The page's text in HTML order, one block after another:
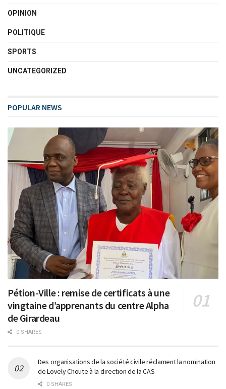
OPINION
POLITIQUE
SPORTS
UNCATEGORIZED
POPULAR NEWS
Pétion-Ville : remise de certificats à une
vingtaine d’apprenants du centre Alpha
de Girardeau
0 SHARES
Des organisations de la société civile réclament la nomination
de Lovely Choute à la direction de la CAS
0 SHARES